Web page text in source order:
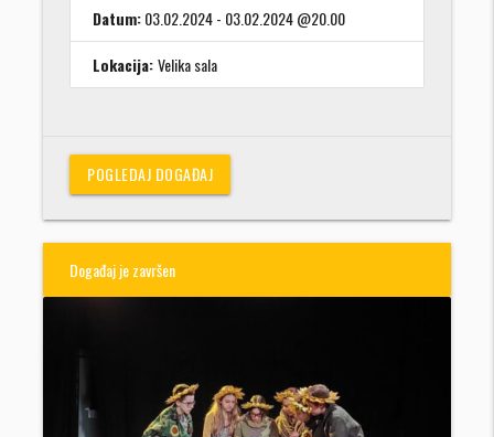
Datum:03.02.2024 - 03.02.2024 @20.00
Lokacija:Velika sala
POGLEDAJ DOGAĐAJ
Događaj je završen